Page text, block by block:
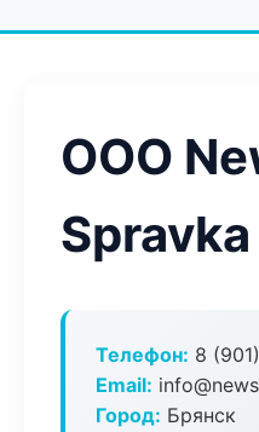
ООО
Spravka
Телефон: 8
Email:
Город: Брянск